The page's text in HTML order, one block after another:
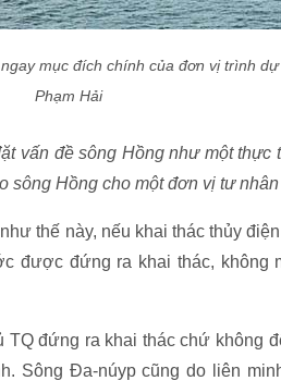
mục đích chính của đơn vị trình dự
Phạm Hải
vấn đề sông Hồng như một thực
sông Hồng cho một đơn vị tư
thế này, nếu khai thác thủy
được đứng ra khai thác, không
đứng ra khai thác chứ không
Sông Đa-núyp cũng do liên